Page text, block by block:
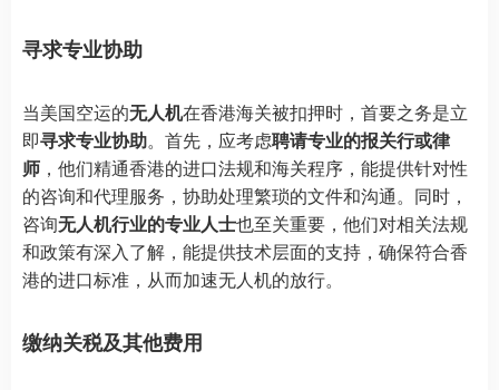
寻求专业协助
当美国空运的无人机在香港海关被扣押时，首要之务是立
即寻求专业协助。首先，应考虑聘请专业的报关行或律
师 ，他们精通香港的进口法规和海关程序，能提供针对性
的咨询和代理服务，协助处理繁琐的文件和沟通。同时，
咨询无人机行业的专业人士也至关重要，他们对相关法规
和政策有深入了解，能提供技术层面的支持，确保符合香
港的进口标准，从而加速无人机的放行。
缴纳关税及其他费用